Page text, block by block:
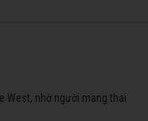
West, nhờ người mang thai